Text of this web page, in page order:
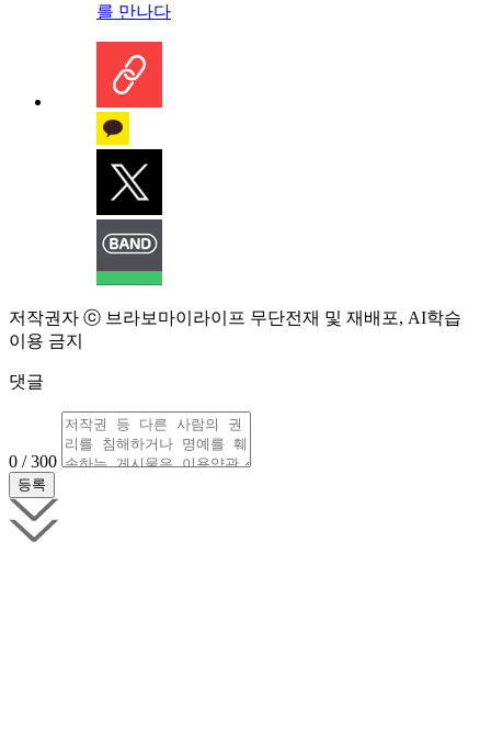
를 만나다
저작권자 ⓒ 브라보마이라이프 무단전재 및 재배포, AI학습
이용 금지
댓글
0 / 300